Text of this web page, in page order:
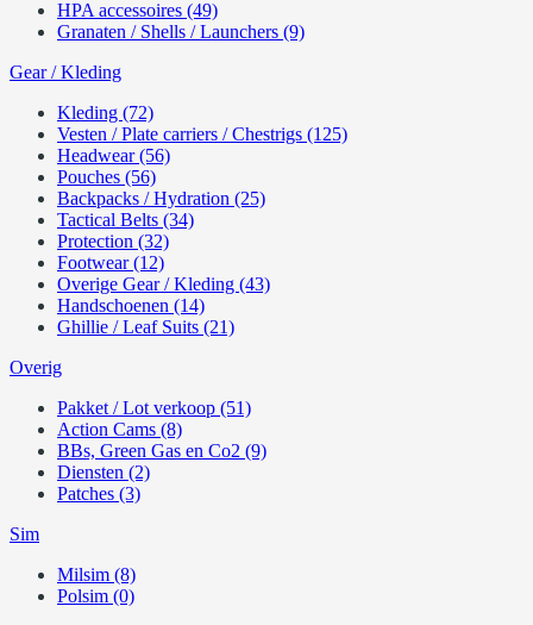
HPA accessoires (49)
Granaten / Shells / Launchers (9)
Gear / Kleding
Kleding (72)
Vesten / Plate carriers / Chestrigs (125)
Headwear (56)
Pouches (56)
Backpacks / Hydration (25)
Tactical Belts (34)
Protection (32)
Footwear (12)
Overige Gear / Kleding (43)
Handschoenen (14)
Ghillie / Leaf Suits (21)
Overig
Pakket / Lot verkoop (51)
Action Cams (8)
BBs, Green Gas en Co2 (9)
Diensten (2)
Patches (3)
Sim
Milsim (8)
Polsim (0)